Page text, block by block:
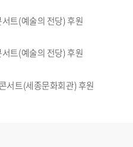
트(예술의 전당) 후원
트(예술의 전당) 후원
서트(세종문화회관) 후원